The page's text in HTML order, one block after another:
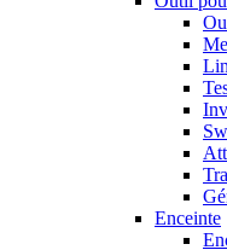
Enceinte